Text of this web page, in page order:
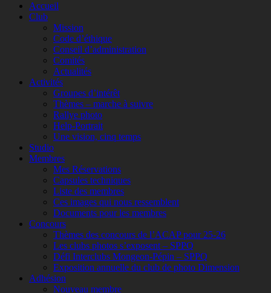
remonterAccueil
Club
Mission
Code d’éthique
Conseil d’administration
Comités
Actualités
Activités
Groupes d’intérêt
Thèmes – marche à suivre
Rallye photo
Help-Portrait
Une vision, cinq temps
Studio
Membres
Mes Réservations
Capsules techniques
Liste des membres
Ces images qui nous ressemblent
Documents pour les membres
Concours
Thèmes des concours de l’ACAP pour 25-26
Les clubs photos s’exposent – SPPQ
Défi Interclubs Mongeon-Pépin – SPPQ
Exposition annuelle du club de photo Dimension
Adhésion
Nouveau membre